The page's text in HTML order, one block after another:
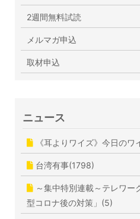
2週間無料試読
メルマガ申込
取材申込
ニュース
《耳よりワイズ》今日の
台湾有事(1798)
～集中特別連載～テレワ
型コロナ後の対策」(5)